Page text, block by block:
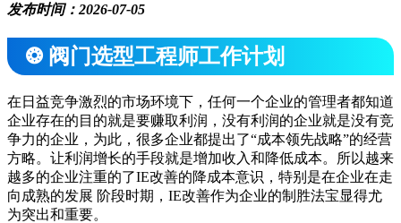
发布时间：2026-07-05
❂ 阀门选型工程师工作计划
在日益竞争激烈的市场环境下，任何一个企业的管理者都知道
企业存在的目的就是要赚取利润，没有利润的企业就是没有竞
争力的企业，为此，很多企业都提出了“成本领先战略”的经营
方略。让利润增长的手段就是增加收入和降低成本。所以越来
越多的企业注重的了IE改善的降成本意识，特别是在企业在走
向成熟的发展 阶段时期，IE改善作为企业的制胜法宝显得尤
为突出和重要。